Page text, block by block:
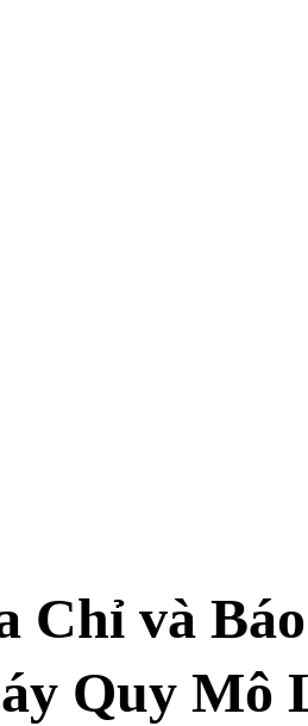
Chỉ và
Quy Mô